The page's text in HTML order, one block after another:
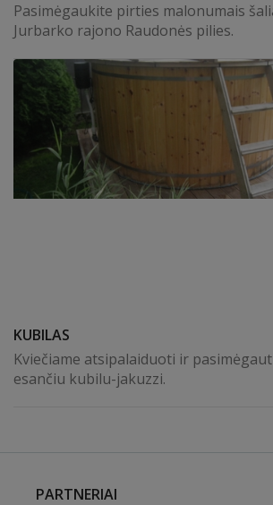
Pasimėgaukite pirties malonumais
Jurbarko rajono Raudonės pilies.
KUBILAS
Kviečiame atsipalaiduoti ir
esančiu kubilu-jakuzzi.
PARTNERIAI